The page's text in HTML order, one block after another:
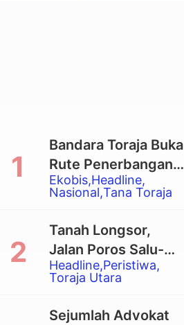
Ekobis Headline
Nasional Tana Toraja
Bandara Toraja Buka
Rute Penerbangan
Langsung Toraja-
Balikpapan
Headline Peristiwa
Toraja Utara
Tanah Longsor,
Jalan Poros Salu-
Dende’ Tertutup
Total
Sejumlah Advokat